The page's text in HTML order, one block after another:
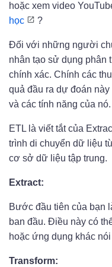
hoặc xem video
học
?
Đối với những người
nhân tạo sử dụng phân
chính xác. Chính các
quả đầu ra dự đoán
và các tính năng của nó.
ETL là viết tắt của
trình di chuyển dữ liệu
cơ sở dữ liệu tập trung.
Extract:
Bước đầu tiên của bạn
ban đầu. Điều này có
hoặc ứng dụng khác
Transform: